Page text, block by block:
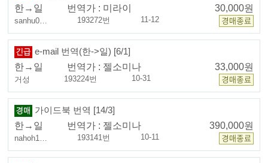
한→일
번역가 : 미라이 30,000원
sanhu0… 193272번 11-12
e-mail 번역(한->일) [6/1]
한→일
번역가 : 젤소미나 33,000원
거성 193224번 10-31
가이드북 번역 [14/3]
한→일
번역가 : 젤소미나 390,000원
nahoh1… 193141번 10-11